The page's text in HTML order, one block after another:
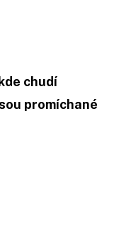
chudí
promíchané